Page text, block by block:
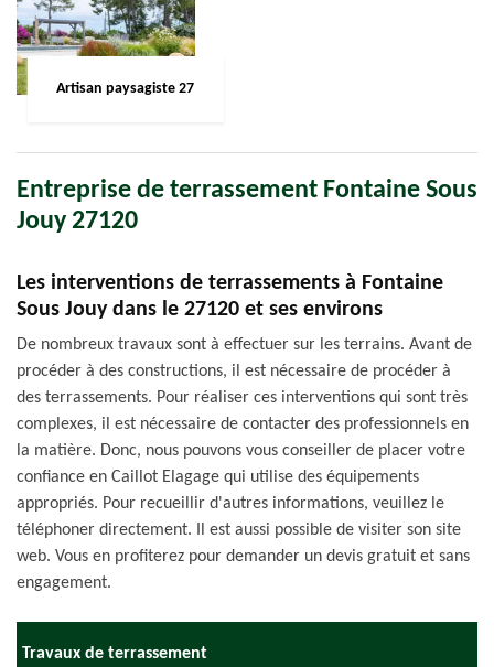
Artisan paysagiste 27
Entreprise de terrassement Fontaine Sous
Jouy 27120
Les interventions de terrassements à Fontaine
Sous Jouy dans le 27120 et ses environs
De nombreux travaux sont à effectuer sur les terrains. Avant de
procéder à des constructions, il est nécessaire de procéder à
des terrassements. Pour réaliser ces interventions qui sont très
complexes, il est nécessaire de contacter des professionnels en
la matière. Donc, nous pouvons vous conseiller de placer votre
confiance en Caillot Elagage qui utilise des équipements
appropriés. Pour recueillir d'autres informations, veuillez le
téléphoner directement. Il est aussi possible de visiter son site
web. Vous en profiterez pour demander un devis gratuit et sans
engagement.
Travaux de terrassement